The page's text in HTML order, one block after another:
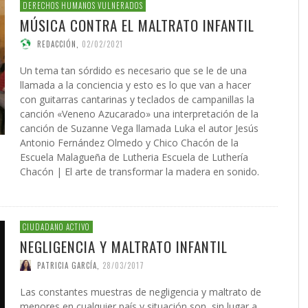
FERRARI 28/07/2026
, 22/05/2026
NACIONAL PUERTO RICO Y
PARA EL FUTURO
DE PUERTO RICO (II)
ORTÍZ 24/07/2026
COALICIÓN PARA EL FUTURO
POLÍTICO DE PUERTO RICO (I)
JAVIER AGUILERA FRAGOSO,
ONG OTROMUNDOESPOSIBLE 23/
GLOBAL DEL
GARCÍA GUERRERO , 02/02/2026
CARLOS GARCÍA GUERRERO 10/
CARDOZO, 29/06/2026
LENIN CARDOZO, 10/06/2026
DERECHOS HUMANOS VULNERADOS
MÚSICA CONTRA EL MALTRATO INFANTIL
REDACCIÓN 02/02/2021
Un tema tan sórdido es necesario que se le de una
llamada a la conciencia y esto es lo que van a hacer
con guitarras cantarinas y teclados de campanillas la
canción «Veneno Azucarado» una interpretación de la
canción de Suzanne Vega llamada Luka el autor Jesús
Antonio Fernández Olmedo y Chico Chacón de la
Escuela Malagueña de Lutheria Escuela de Luthería
Chacón | El arte de transformar la madera en sonido.
CIUDADANO ACTIVO
NEGLIGENCIA Y MALTRATO INFANTIL
PATRICIA GARCÍA 28/03/2017
Las constantes muestras de negligencia y maltrato de